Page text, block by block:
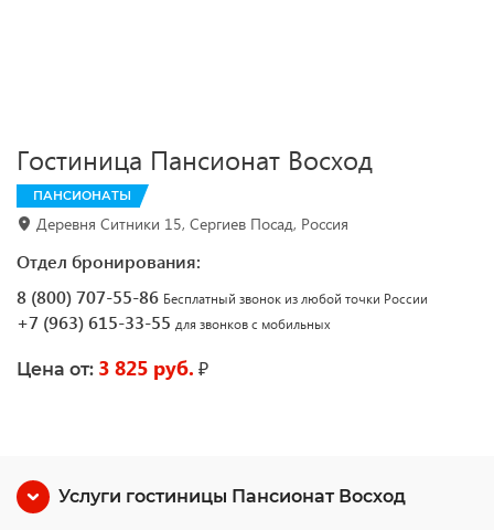
Гостиница Пансионат Восход
ПАНСИОНАТЫ
Деревня Ситники 15, Сергиев Посад, Россия
Отдел бронирования:
8 (800) 707-55-86 Бесплатный звонок из любой точки России
+7 (963) 615-33-55 для звонков с мобильных
Цена от: 3 825 руб. ₽
Услуги гостиницы Пансионат Восход